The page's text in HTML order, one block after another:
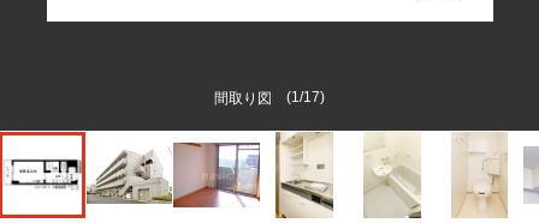
間取り図 (1 /17)